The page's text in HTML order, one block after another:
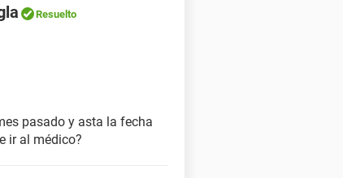
Resuelto
pasado y asta la fecha
ir al médico?